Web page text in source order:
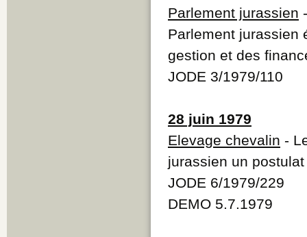
Parlement jurassien
Parlement jurassien
gestion et des
JODE 3/1979/110
28 juin 1979
Elevage chevalin -
jurassien un
JODE 6/1979/229
DEMO 5.7.1979